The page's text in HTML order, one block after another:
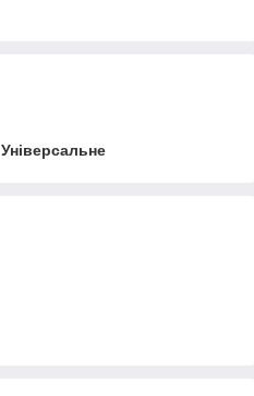
Універсальне